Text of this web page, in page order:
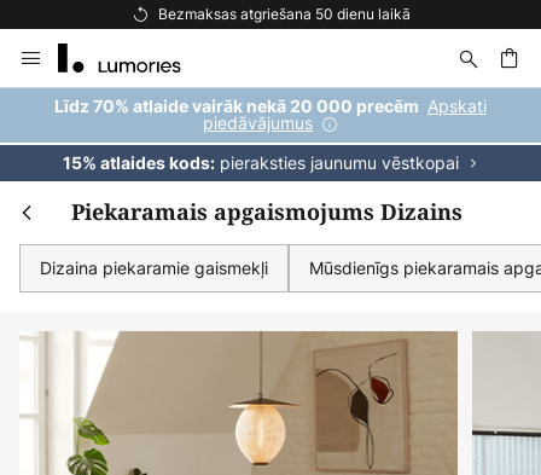
Bezmaksas piegāde pasūtījumiem virs 69 €
to
Content
Līdz 70% atlaide vairāk nekā 20 000 precēm Apskati
piedāvājumus
15% atlaides kods:pieraksties jaunumu vēstkopai
Piekaramais apgaismojums Dizains
Dizaina piekaramie gaismekļi Mūsdienīgs piekaramais